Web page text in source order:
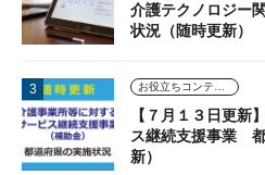
介護テクノロジー
状況（随時更新）
お役立ちコンテンツ
【７月１３日更新
ス継続支援事業
新）